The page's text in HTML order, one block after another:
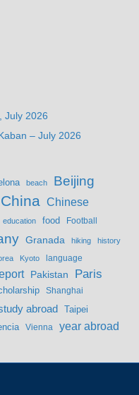
July 2026
– July 2026
beach Beijing
China Chinese
education food Football
Granada hiking history
Kyoto language
Pakistan Paris
Shanghai
abroad
Taipei
Vienna year abroad